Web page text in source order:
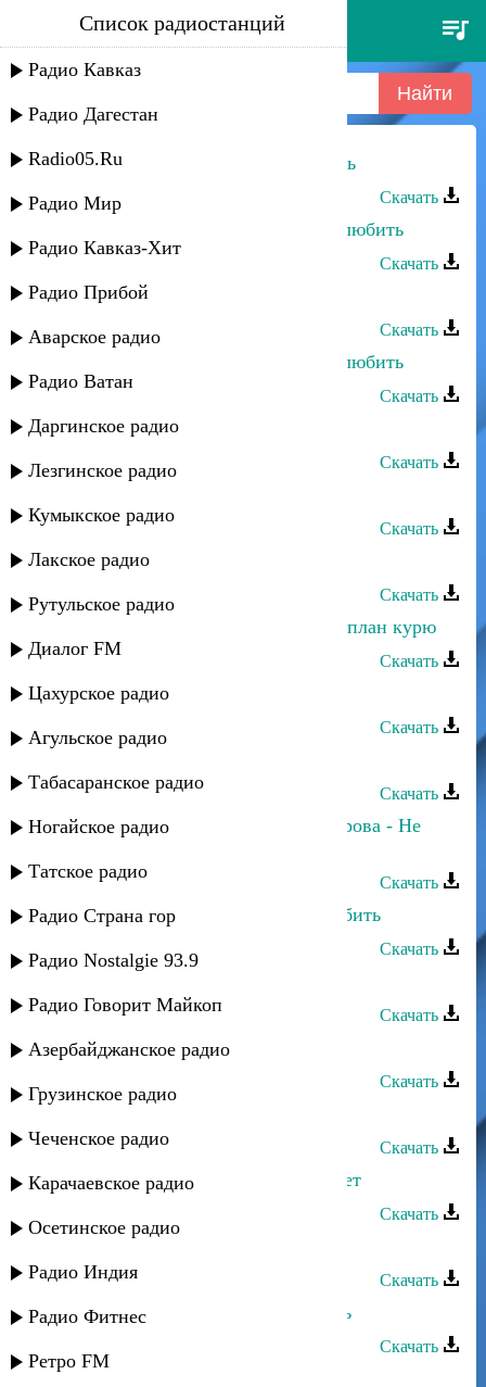
загир саримурзаев - как не
любить
Список радиостанций
Радио Кавказ
Радио Дагестан
Radio05.Ru
Радио Мир
Радио Кавказ-Хит
Радио Прибой
Аварское радио
Радио Ватан
Даргинское радио
Лезгинское радио
Кумыкское радио
Лакское радио
Рутульское радио
Диалог FM
Цахурское радио
Агульское радио
Табасаранское радио
Ногайское радио
Татское радио
Радио Страна гор
Радио Nostalgie 93.9
Радио Говорит Майкоп
Азербайджанское радио
Грузинское радио
Чеченское радио
Карачаевское радио
Осетинское радио
Радио Индия
Радио Фитнес
Ретро FM
Загир Саримурзаев - Как не любить
Скачать
Загир Магомедов - Каждый хочет любить
Скачать
Загир Саримурзаев - Брат
Скачать
Загир Магомедов - Каждый хочет любить
Скачать
Загир Гебекханов - Зеленые глаза
Скачать
Скачать
Загир Магомедов - Моя любимая
Скачать
Загир Магомедов - Я водку пью, я план курю
Скачать
Загир Магомедов - Гульнара
Скачать
Скачать
Сергей Ильясафов и Полина Питарова - Не
Скачать
Сабина Абдулаева - Ты научил любить
Скачать
Скачать
Загир Магомедов - Память
Скачать
Скачать
Загир Магомедов - Мне всего 16 лет
Скачать
Скачать
Марианна Курлинская - Не любить
Скачать
Загир Магомедов - Память